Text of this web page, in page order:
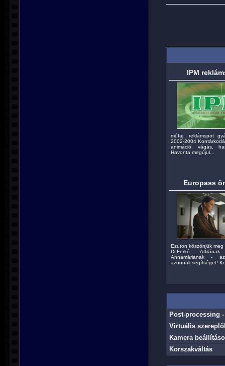
IPM
műfaj: reklámspot
2002-2004
animáció, vágás,
Havonta megújul...
Europass
Ezúton köszönjük
Dr.Ferkó
Annamáriának -
azonnali segítséget!
Post-processing
Virtuális
Kamera
Korszakváltás